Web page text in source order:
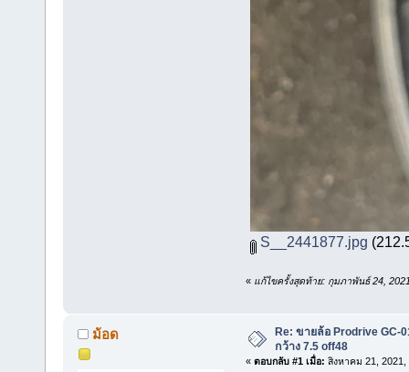
S__2441877.jpg
« แก้ไขครั้งสุดท้าย: กุมภาพันธ์ 24,
ม้อด
Re: ขายล้อ Prodrive GC-
กว้าง 7.5 off48
« ตอบกลับ #1 เมื่อ: สิงหาคม 21, 2021,